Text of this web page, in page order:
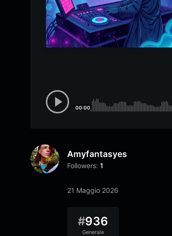
00:00
Amyfantasyes
Followers: 1
21 Maggio 2026
#936
Generale